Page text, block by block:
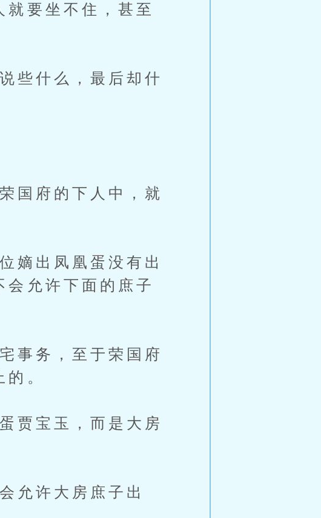
要坐不住，甚至
些什么，最后却什
国府的下人中，就
嫡出凤凰蛋没有出
允许下面的庶子
事务，至于荣国府
。
贾宝玉，而是大房
允许大房庶子出